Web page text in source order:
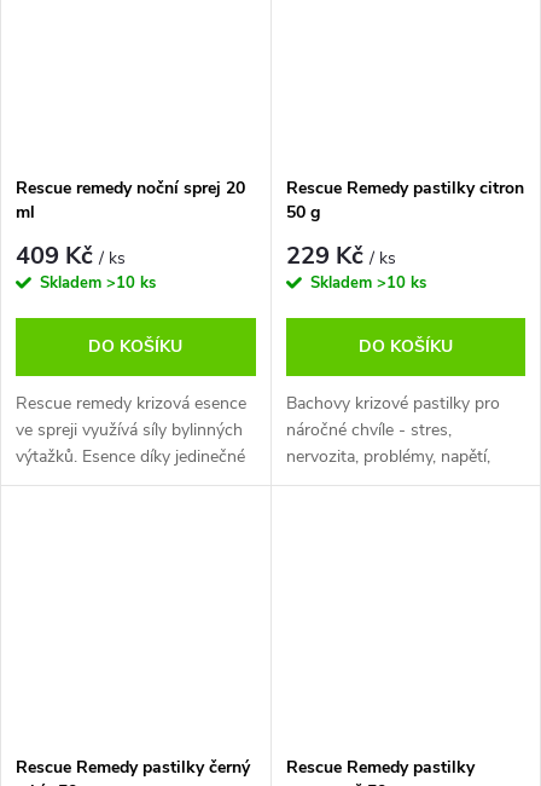
Rescue remedy noční sprej 20
ml
409 Kč/ ks
Skladem >10 ks
DO KOŠÍKU
Rescue remedy krizová esence
ve spreji využívá síly bylinných
výtažků. Esence díky jedinečné
kombinaci bylinek uklidňuje
Rescue Remedy pastilky citron
50 g
229 Kč/ ks
Skladem >10 ks
DO KOŠÍKU
Bachovy krizové pastilky pro
náročné chvíle - stres,
nervozita, problémy, napětí,
zkouškové období, starosti,
Rescue Remedy pastilky černý
Rescue Remedy pastilky